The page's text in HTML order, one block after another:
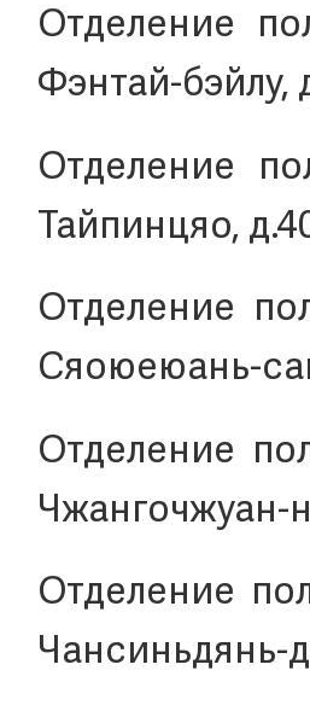
Отделение
Фэнтай-бэйлу,
Отделение
Тайпинцяо,
Отделение
Сяоюеюань-
Отделение
Чжангочжуан-
Отделение
Чансиньдянь-